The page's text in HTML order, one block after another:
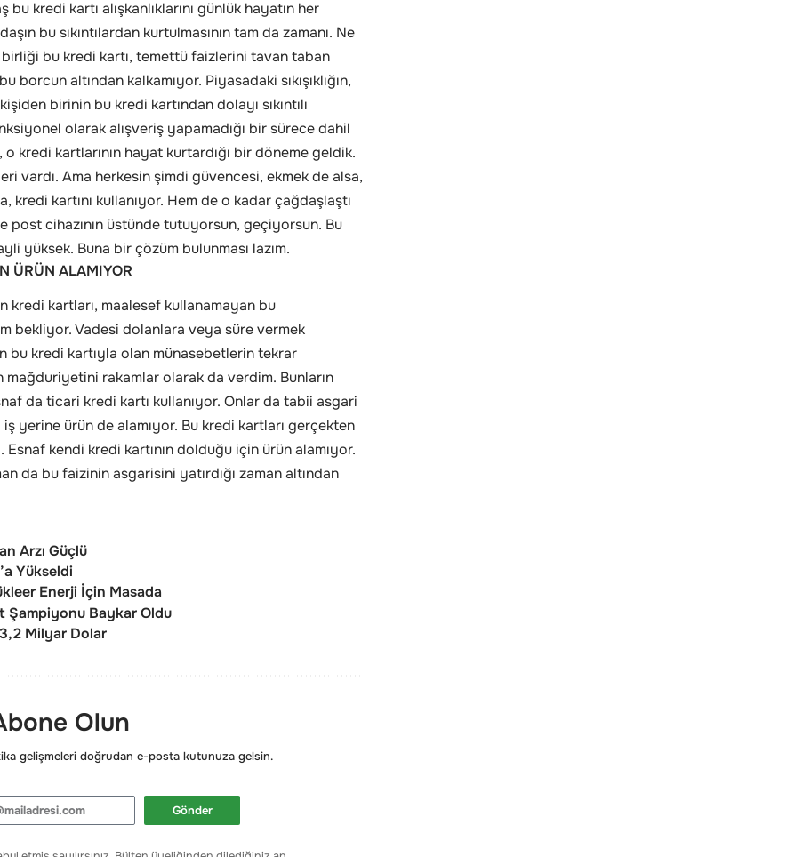
kredi kartı alışkanlıklarını günlük hayatın her
bu sıkıntılardan kurtulmasının tam da zamanı. Ne
birliği bu kredi kartı, temettü faizlerini tavan taban
borcun altından kalkamıyor. Piyasadaki sıkışıklığın,
birinin bu kredi kartından dolayı sıkıntılı
olarak alışveriş yapamadığı bir sürece dahil
o kredi kartlarının hayat kurtardığı bir döneme geldik.
vardı. Ama herkesin şimdi güvencesi, ekmek de alsa,
kartını kullanıyor. Hem de o kadar çağdaşlaştı
post cihazının üstünde tutuyorsun, geçiyorsun. Bu
yüksek. Buna bir çözüm bulunması lazım.
ÜRÜN ALAMIYOR
kredi kartları, maalesef kullanamayan bu
bekliyor. Vadesi dolanlara veya süre vermek
bu kredi kartıyla olan münasebetlerin tekrar
mağduriyetini rakamlar olarak da verdim. Bunların
da ticari kredi kartı kullanıyor. Onlar da tabii asgari
yerine ürün de alamıyor. Bu kredi kartları gerçekten
kendi kredi kartının dolduğu için ürün alamıyor.
da bu faizinin asgarisini yatırdığı zaman altından
Arzı Güçlü
Yükseldi
Enerji İçin Masada
Şampiyonu Baykar Oldu
Milyar Dolar
Olun
gelişmeleri doğrudan e-posta kutunuza gelsin.
Gönder